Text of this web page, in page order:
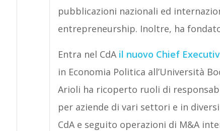
pubblicazioni nazionali ed
entrepreneurship. Inoltre, ha
Entra nel CdA il nuovo Chief
in Economia Politica all’Università
Arioli ha ricoperto ruoli di
per aziende di vari settori e in
CdA e seguito operazioni di M&A